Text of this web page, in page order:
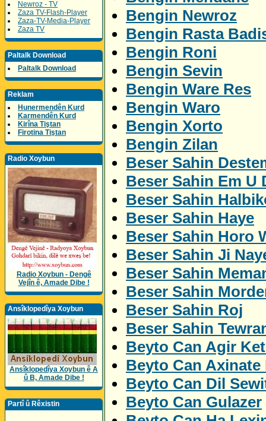
Newroz - TV
Zaza TV-Flash-Player
Zaza-TV-Media-Player
Zaza TV
Paltalk Download
Paltalk Download
Reklam
Hunermendên Kurd
Karmendên Kurd
Kirîna Tiştan
Firotina Tiştan
Radio Xoybun
Radio Xoybun - Dengê
Vejîn ê, Amade Dibe !
Ansîklopedîya Xoybun
Ansîklopedîya Xoybun ê A
û B, Amade Dibe !
Partî û Rêxistin
Bengin Newroz
Bengin Rasta
Bengin Roni
Bengin Sevin
Bengin Ware Res
Bengin Waro
Bengin Xorto
Bengin Zilan
Beser Sahin
Beser Sahin Em U
Beser Sahin
Beser Sahin Haye
Beser Sahin Horo
Beser Sahin Ji
Beser Sahin
Beser Sahin
Beser Sahin Roj
Beser Sahin
Beyto Can Agir
Beyto Can Axinate
Beyto Can Dil
Beyto Can Gulazer